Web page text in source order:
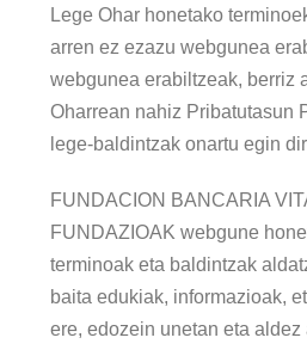
Lege Ohar honetako
arren ez ezazu webgunea
webgunea erabiltzeak, berriz
Oharrean nahiz Pribatutasun
lege-baldintzak onartu egin
FUNDACION BANCARIA
FUNDAZIOAK webgune
terminoak eta baldintzak
baita edukiak, informazioak,
ere, edozein unetan eta aldez